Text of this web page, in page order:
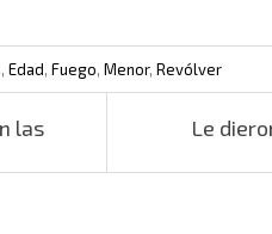
, Edad, Fuego, Menor, Revólver
las
Le